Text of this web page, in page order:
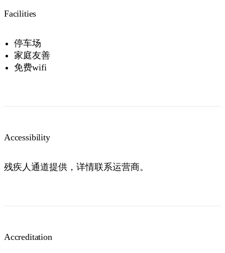
Facilities
停车场
家庭友善
免费wifi
Accessibility
残疾人通道提供，详情联系运营商。
Accreditation